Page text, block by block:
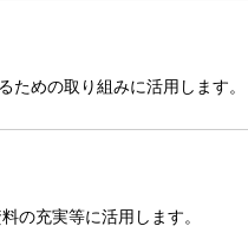
めの取り組みに活用します。
の充実等に活用します。